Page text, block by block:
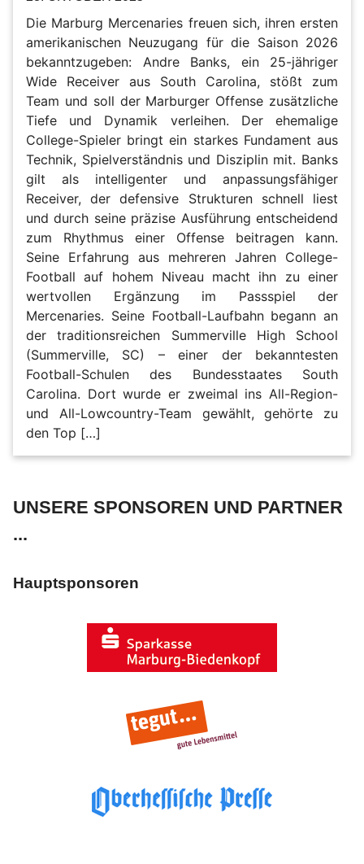
Die Marburg Mercenaries freuen sich, ihren ersten
amerikanischen Neuzugang für die Saison 2026
bekanntzugeben: Andre Banks, ein 25-jähriger
Wide Receiver aus South Carolina, stößt zum
Team und soll der Marburger Offense zusätzliche
Tiefe und Dynamik verleihen. Der ehemalige
College-Spieler bringt ein starkes Fundament aus
Technik, Spielverständnis und Disziplin mit. Banks
gilt als intelligenter und anpassungsfähiger
Receiver, der defensive Strukturen schnell liest
und durch seine präzise Ausführung entscheidend
zum Rhythmus einer Offense beitragen kann.
Seine Erfahrung aus mehreren Jahren College-
Football auf hohem Niveau macht ihn zu einer
wertvollen Ergänzung im Passspiel der
Mercenaries. Seine Football-Laufbahn begann an
der traditionsreichen Summerville High School
(Summerville, SC) – einer der bekanntesten
Football-Schulen des Bundesstaates South
Carolina. Dort wurde er zweimal ins All-Region-
und All-Lowcountry-Team gewählt, gehörte zu
den Top […]
UNSERE SPONSOREN UND PARTNER
...
Hauptsponsoren